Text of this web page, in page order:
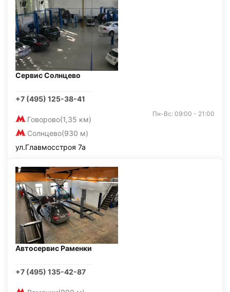
Сервис Солнцево
+7 (495) 125-38-41
Говорово(1,35 км)
Солнцево(930 м)
Пн-Вс: 09:00 - 21:00
ул.Главмосстроя 7а
Автосервис Раменки
+7 (495) 135-42-87